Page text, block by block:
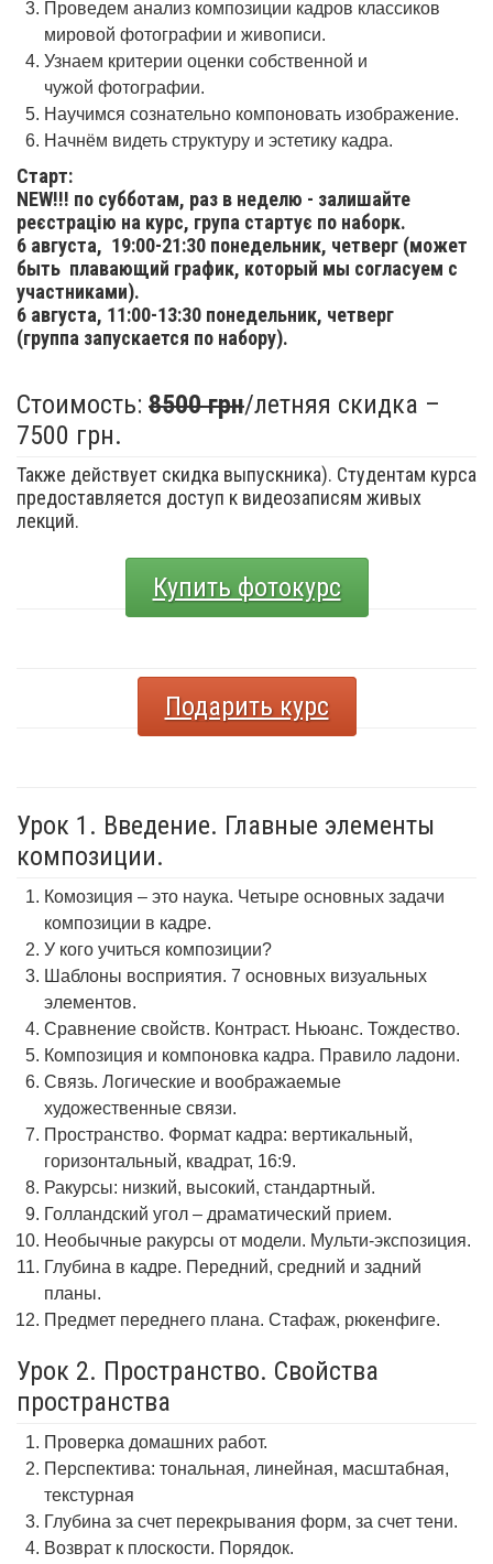
Проведем анализ композиции кадров классиков
мировой фотографии и живописи.
Узнаем критерии оценки собственной и
чужой фотографии.
Научимся сознательно компоновать изображение.
Начнём видеть структуру и эстетику кадра.
Старт:
NEW!!! по субботам, раз в неделю - залишайте
реєстрацію на курс, група стартує по наборк.
6 августа, 19:00-21:30 понедельник, четверг (может
быть плавающий график, который мы согласуем с
участниками).
6 августа, 11:00-13:30 понедельник, четверг
(группа запускается по набору).
Стоимость: 8500 грн/летняя скидка –
7500 грн.
Также действует скидка выпускника). Студентам курса
предоставляется доступ к видеозаписям живых
лекций.
Купить фотокурс
Подарить курс
Урок 1. Введение. Главные элементы
композиции.
Комозиция – это наука. Четыре основных задачи
композиции в кадре.
У кого учиться композиции?
Шаблоны восприятия. 7 основных визуальных
элементов.
Сравнение свойств. Контраст. Ньюанс. Тождество.
Композиция и компоновка кадра. Правило ладони.
Связь. Логические и воображаемые
художественные связи.
Пространство. Формат кадра: вертикальный,
горизонтальный, квадрат, 16:9.
Ракурсы: низкий, высокий, стандартный.
Голландский угол – драматический прием.
Необычные ракурсы от модели. Мульти-экспозиция.
Глубина в кадре. Передний, средний и задний
планы.
Предмет переднего плана. Стафаж, рюкенфиге.
Урок 2. Пространство. Свойства
пространства
Проверка домашних работ.
Перспектива: тональная, линейная, масштабная,
текстурная
Глубина за счет перекрывания форм, за счет тени.
Возврат к плоскости. Порядок.